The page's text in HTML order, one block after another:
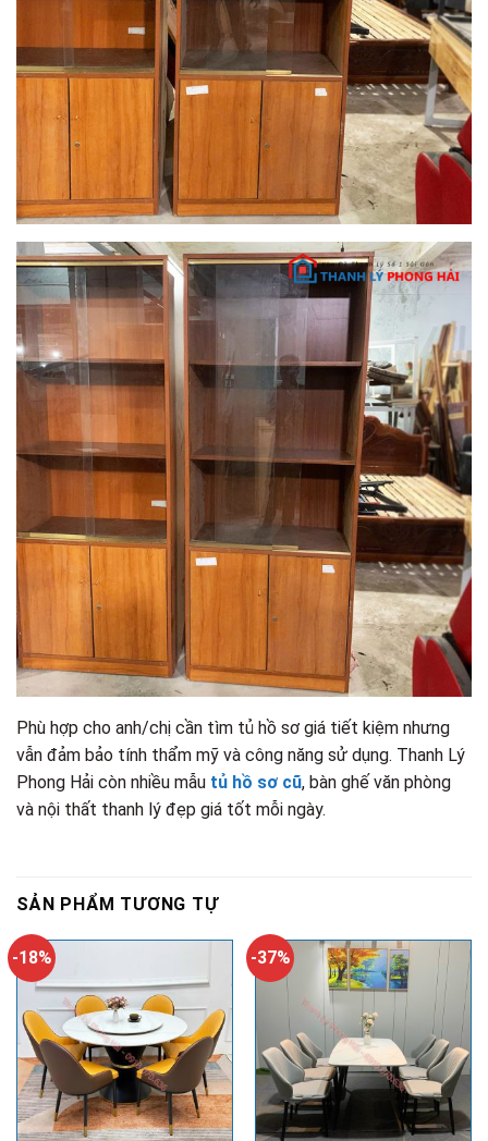
Phù hợp cho anh/chị cần tìm tủ hồ sơ giá tiết kiệm nhưng
vẫn đảm bảo tính thẩm mỹ và công năng sử dụng. Thanh Lý
Phong Hải còn nhiều mẫu tủ hồ sơ cũ, bàn ghế văn phòng
và nội thất thanh lý đẹp giá tốt mỗi ngày.
SẢN PHẨM TƯƠNG TỰ
-18% -37%